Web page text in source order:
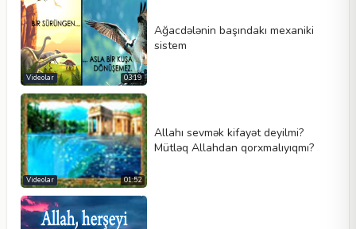
03:19
Videolar
Ağacdələnin başındakı mexaniki
sistem
01:52
Videolar
Allahı sevmək kifayət deyilmi?
Mütləq Allahdan qorxmalıyıqmı?